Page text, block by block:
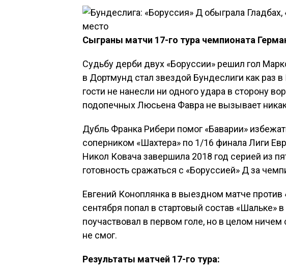
Сыграны матчи 17-го тура чемпионата
Судьбу дерби двух «Боруссии» решил гол
в Дортмунд стал звездой Бундеслиги как раз
гости не нанесли ни одного удара в сторону
подопечных Люсьена Фавра не вызывает
Дубль Франка Рибери помог «Баварии»
соперником «Шахтера» по 1/16 финала Лиги
Никол Ковача завершила 2018 год серией из
готовность сражаться с «Боруссией» Д за
Евгений Коноплянка в выездном матче против
сентября попал в стартовый состав «Шальке»
поучаствовал в первом голе, но в целом
не смог.
Результаты матчей 17-го тура: